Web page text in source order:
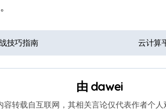
技巧指南 云计算
由 dawei
容转载自互联网，其相关言论仅代表作者个人